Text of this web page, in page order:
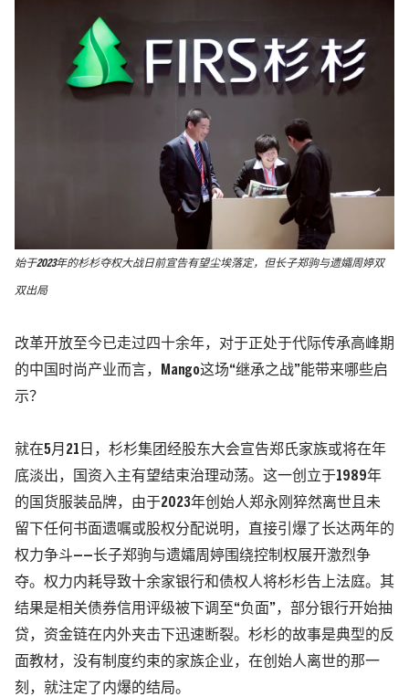
始于2023年的杉杉夺权大战日前宣告有望尘埃落定，但长子郑驹与遗孀周婷双
双出局
改革开放至今已走过四十余年，对于正处于代际传承高峰期
的中国时尚产业而言，Mango这场“继承之战”能带来哪些启
示？
就在5月21日，杉杉集团经股东大会宣告郑氏家族或将在年
底淡出，国资入主有望结束治理动荡。这一创立于1989年
的国货服装品牌，由于2023年创始人郑永刚猝然离世且未
留下任何书面遗嘱或股权分配说明，直接引爆了长达两年的
权力争斗——长子郑驹与遗孀周婷 围绕控制权展开激烈争
夺。权力内耗导致十余家银行和债权人将杉杉告上法庭。其
结果是相关债券信用评级被下调至“负面”，部分银行开始抽
贷，资金链在内外夹击下迅速断裂。杉杉的故事是典型的反
面教材，没有制度约束的家族企业，在创始人离世的那一
刻，就注定了内爆的结局。